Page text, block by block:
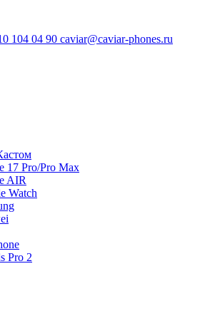
104 04 90 caviar@caviar-phones.ru
17 Pro/Pro Max
AIR
Watch
Pro 2